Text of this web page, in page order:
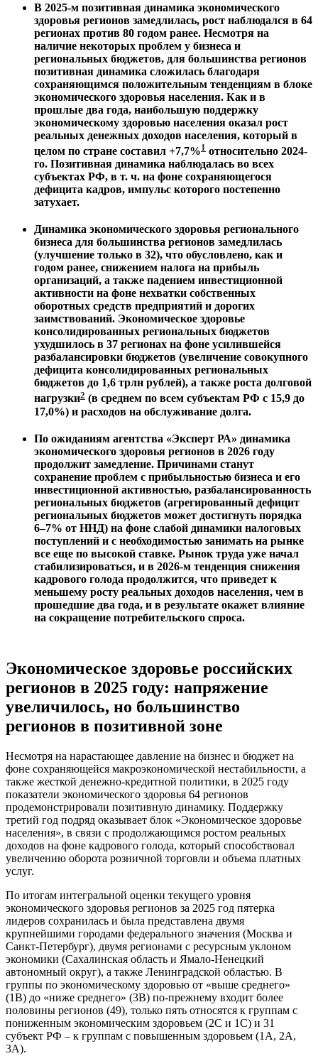
В 2025-м позитивная динамика экономического
здоровья регионов замедлилась, рост наблюдался в 64
регионах против 80 годом ранее. Несмотря на
наличие некоторых проблем у бизнеса и
региональных бюджетов, для большинства регионов
позитивная динамика сложилась благодаря
сохраняющимся положительным тенденциям в блоке
экономического здоровья населения. Как и в
прошлые два года, наибольшую поддержку
экономическому здоровью населения оказал рост
реальных денежных доходов населения, который в
целом по стране составил +7,7%1 относительно 2024-
го. Позитивная динамика наблюдалась во всех
субъектах РФ, в т. ч. на фоне сохраняющегося
дефицита кадров, импульс которого постепенно
затухает.
Динамика экономического здоровья регионального
бизнеса для большинства регионов замедлилась
(улучшение только в 32), что обусловлено, как и
годом ранее, снижением налога на прибыль
организаций, а также падением инвестиционной
активности на фоне нехватки собственных
оборотных средств предприятий и дорогих
заимствований. Экономическое здоровье
консолидированных региональных бюджетов
ухудшилось в 37 регионах на фоне усилившейся
разбалансировки бюджетов (увеличение совокупного
дефицита консолидированных региональных
бюджетов до 1,6 трлн рублей), а также роста долговой
нагрузки2 (в среднем по всем субъектам РФ с 15,9 до
17,0%) и расходов на обслуживание долга.
По ожиданиям агентства «Эксперт РА» динамика
экономического здоровья регионов в 2026 году
продолжит замедление. Причинами станут
сохранение проблем с прибыльностью бизнеса и его
инвестиционной активностью, разбалансированность
региональных бюджетов (агрегированный дефицит
региональных бюджетов может достигнуть порядка
6–7% от ННД) на фоне слабой динамики налоговых
поступлений и с необходимостью занимать на рынке
все еще по высокой ставке. Рынок труда уже начал
стабилизироваться, и в 2026-м тенденция снижения
кадрового голода продолжится, что приведет к
меньшему росту реальных доходов населения, чем в
прошедшие два года, и в результате окажет влияние
на сокращение потребительского спроса.
Экономическое здоровье российских
регионов в 2025 году: напряжение
увеличилось, но большинство
регионов в позитивной зоне
Несмотря на нарастающее давление на бизнес и бюджет на
фоне сохраняющейся макроэкономической нестабильности, а
также жесткой денежно-кредитной политики, в 2025 году
показатели экономического здоровья 64 регионов
продемонстрировали позитивную динамику. Поддержку
третий год подряд оказывает блок «Экономическое здоровье
населения», в связи с продолжающимся ростом реальных
доходов на фоне кадрового голода, который способствовал
увеличению оборота розничной торговли и объема платных
услуг.
По итогам интегральной оценки текущего уровня
экономического здоровья регионов за 2025 год пятерка
лидеров сохранилась и была представлена двумя
крупнейшими городами федерального значения (Москва и
Санкт-Петербург), двумя регионами с ресурсным уклоном
экономики (Сахалинская область и Ямало-Ненецкий
автономный округ), а также Ленинградской областью. В
группы по экономическому здоровью от «выше среднего»
(1В) до «ниже среднего» (3В) по-прежнему входит более
половины регионов (49), только пять относятся к группам с
пониженным экономическим здоровьем (2С и 1С) и 31
субъект РФ – к группам с повышенным здоровьем (1А, 2А,
3А).